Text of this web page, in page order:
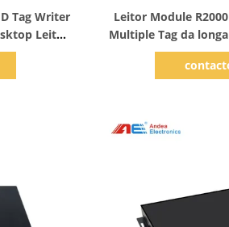
Tag Writer
Leitor
Leitor Module
Multiple Tag da
da frequência